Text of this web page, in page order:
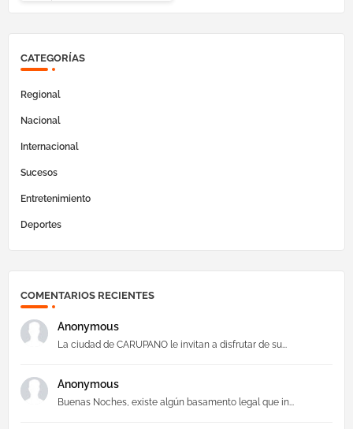
CATEGORÍAS
Regional
Nacional
Internacional
Sucesos
Entretenimiento
Deportes
COMENTARIOS RECIENTES
Anonymous
La ciudad de CARUPANO le invitan a disfrutar de su...
Anonymous
Buenas Noches, existe algún basamento legal que in...